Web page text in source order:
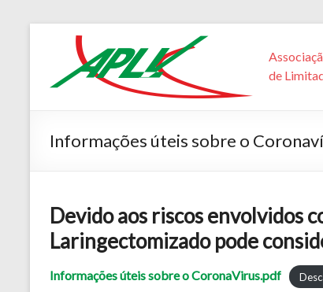
de
Informações úteis sobre o
Devido aos riscos envolvidos
Laringectomizado pode
Informações úteis sobre o CoronaVirus.pdf